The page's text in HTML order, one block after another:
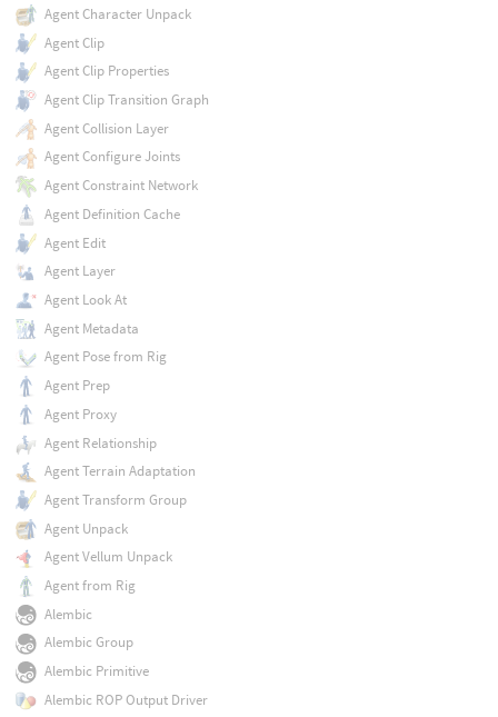
Agent Character Unpack
Agent Clip
Agent Clip Properties
Agent Clip Transition Graph
Agent Collision Layer
Agent Configure Joints
Agent Constraint Network
Agent Definition Cache
Agent Edit
Agent Layer
Agent Look At
Agent Metadata
Agent Pose from Rig
Agent Prep
Agent Proxy
Agent Relationship
Agent Terrain Adaptation
Agent Transform Group
Agent Unpack
Agent Vellum Unpack
Agent from Rig
Alembic
Alembic Group
Alembic Primitive
Alembic ROP Output Driver